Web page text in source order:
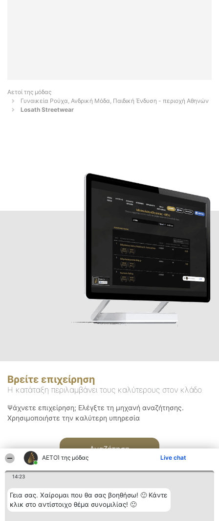
ΑΕΤΟΊ της μόδας Live chat
14:23
Γεια σας. Χαίρομαι που θα σας βοηθήσω! 🙂 Κάντε
κλικ στο αντίστοιχο θέμα συνομιλίας! 🙂
Αετοί της μόδας
Γυναικεία Ρούχα, Ανδρική Μόδα, Παιδική Ένδυση - περιοχή Αθηνών
Losath Streetwear
Βρείτε επιχείρηση
Η κατάταξη περιλαμβάνει τους καλύτερους στον κλάδο
Ψάχνετε επιχείρηση; Ελέγξτε τη μηχανή αναζήτησης.
Χρησιμοποιήστε την καλύτερη υπηρεσία
Αναζήτηση